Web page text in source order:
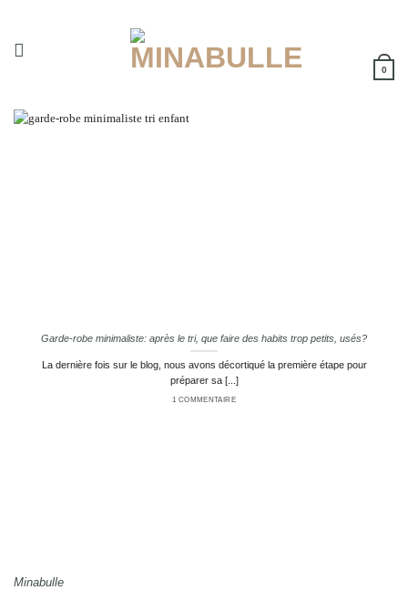
contenu
0
Garde-robe minimaliste: après le tri, que faire des habits trop petits, usés?
La dernière fois sur le blog, nous avons décortiqué la première étape pour
préparer sa [...]
1 COMMENTAIRE
Minabulle